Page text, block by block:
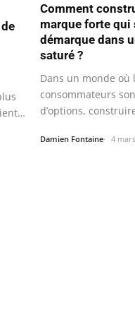
Comment
marque forte qui
démarque dans
saturé ?
Dans un monde où
consommateurs
d’options,
Damien Fontaine 4